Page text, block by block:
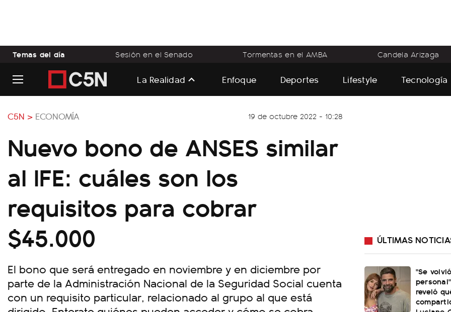
Temas del día Sesión en el Senado Tormentas en el AMBA Candela Arizaga
La Realidad Enfoque Deportes Lifestyle Tecnología
C5N > ECONOMÍA 19 de octubre 2022 - 10:28
Nuevo bono de ANSES similar
al IFE: cuáles son los
requisitos para cobrar
$45.000
El bono que será entregado en noviembre y en diciembre por
parte de la Administración Nacional de la Seguridad Social cuenta
con un requisito particular, relacionado al grupo al que está
ÚLTIMAS
"Se
reveló